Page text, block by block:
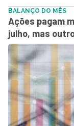
BALANÇO DO MÊS
Ações pagam
julho, mas